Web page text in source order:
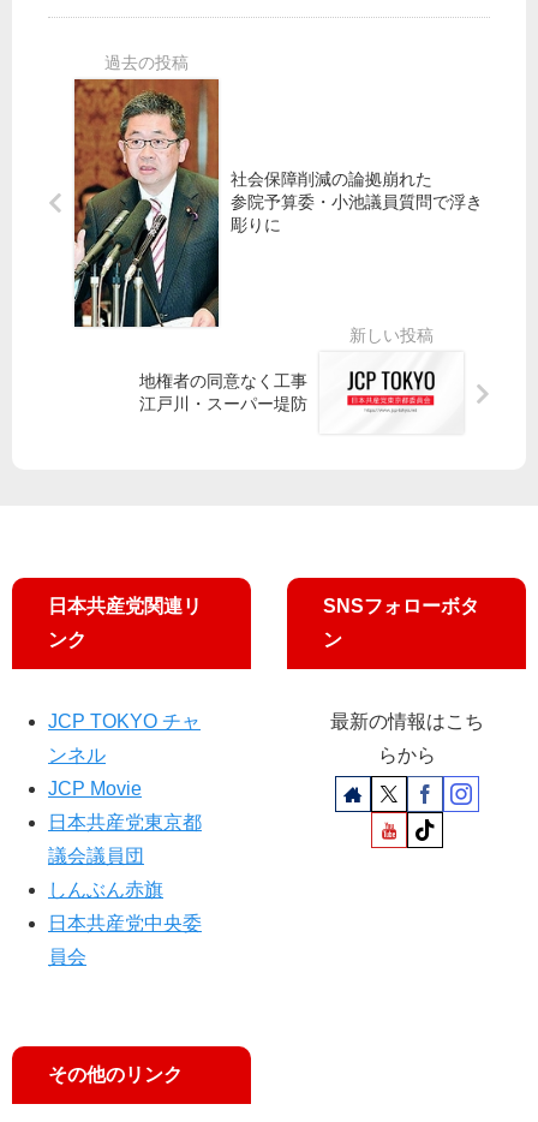
被
害
都
会
委
和
泉
月
化
党
は
繰
返
し
求
社会保障削減の論拠崩れた
参院予算委・小池議員質問で浮き
彫りに
地権者の同意なく工事
江戸川・スーパー堤防
日本共産党関連リ
ンク
JCP TOKYO チャ
ンネル
JCP Movie
日本共産党東京都
議会議員団
しんぶん赤旗
日本共産党中央委
員会
その他のリンク
SNSフォローボタ
ン
最新の情報はこち
らから